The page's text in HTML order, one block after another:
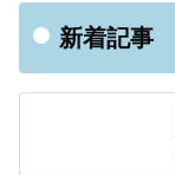
新着記事